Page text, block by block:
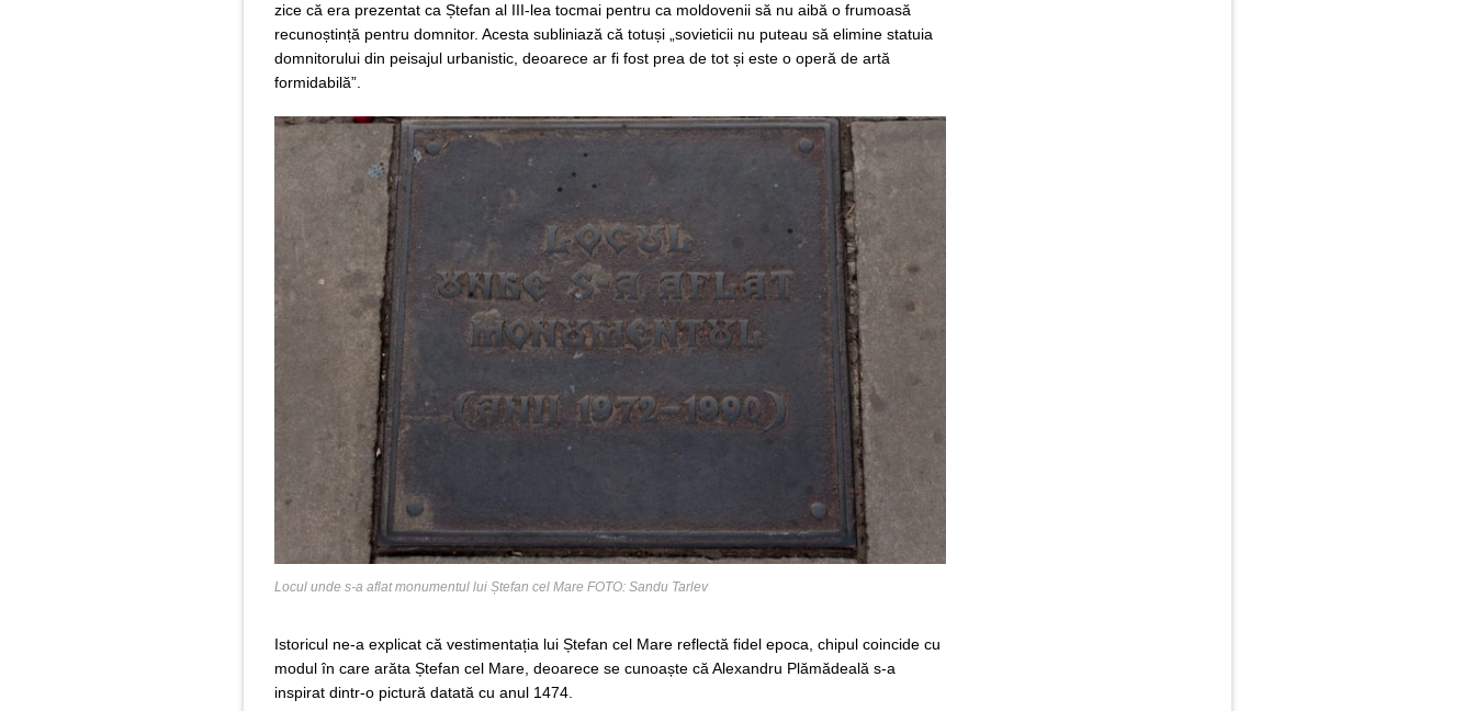
zice că era prezentat ca Ștefan al III-lea tocmai pentru ca moldovenii să nu aibă o frumoasă
recunoștință pentru domnitor. Acesta subliniază că totuși „sovieticii nu puteau să elimine statuia
domnitorului din peisajul urbanistic, deoarece ar fi fost prea de tot și este o operă de artă
formidabilă”.
Locul unde s-a aflat monumentul lui Ștefan cel Mare FOTO: Sandu Tarlev
Istoricul ne-a explicat că vestimentația lui Ștefan cel Mare reflectă fidel epoca, chipul coincide cu
modul în care arăta Ștefan cel Mare, deoarece se cunoaște că Alexandru Plămădeală s-a
inspirat dintr-o pictură datată cu anul 1474.